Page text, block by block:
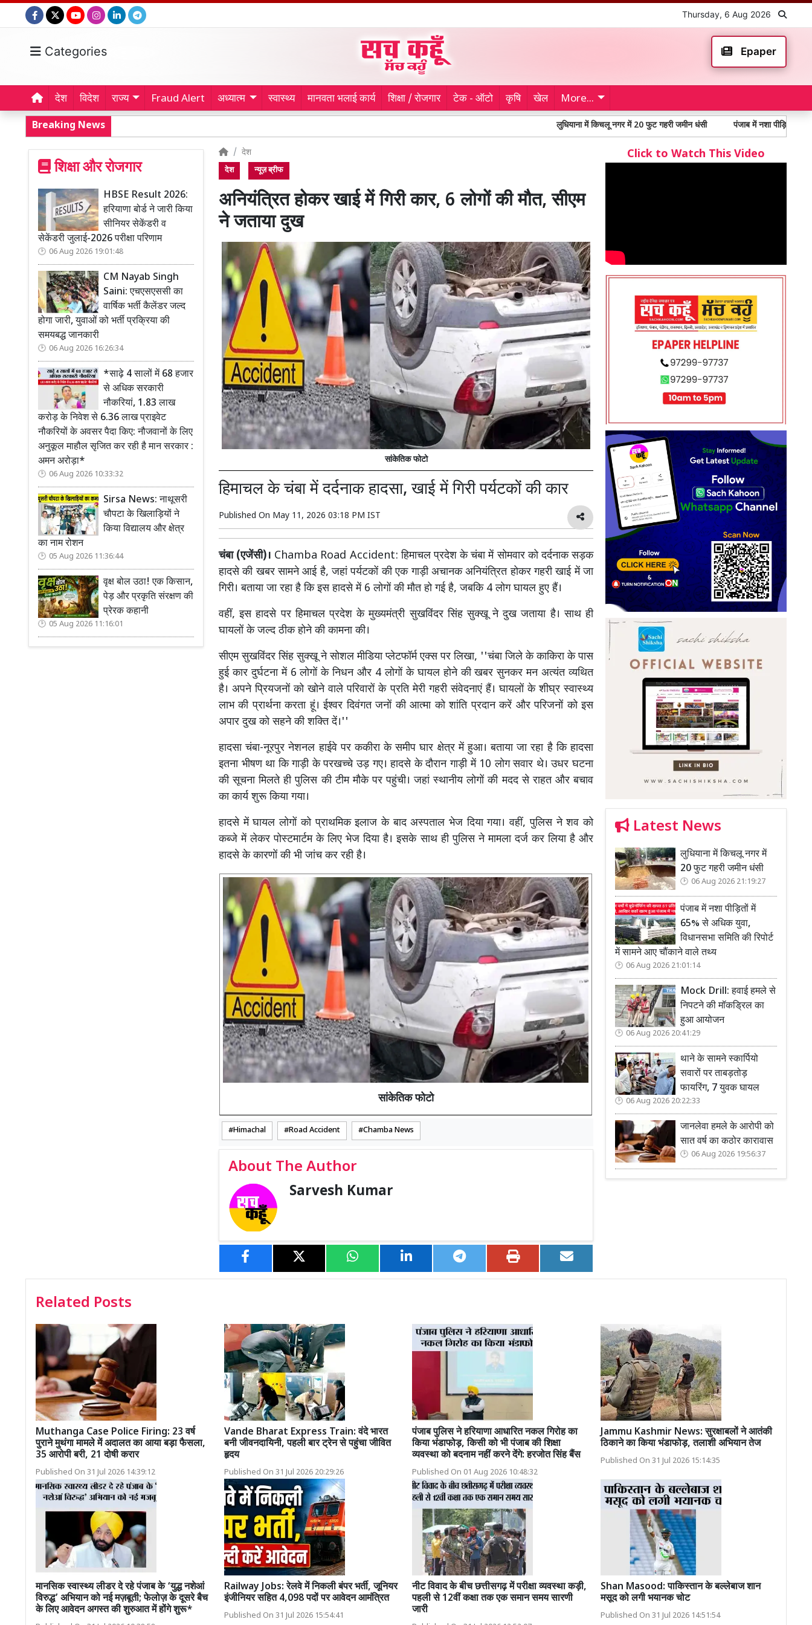
Thursday, 6 Aug 2026
Categories Epaper
देश विदेश राज्य Fraud Alert अध्यात्म स्वास्थ्य मानवता भलाई कार्य शिक्षा / रोजगार टेक - ऑटो कृषि खेल More...
Breaking News लुधियाना में किचलू नगर में 20 फुट गहरी जमीन धंसी पंजाब में नशा पीड़ितों में 65% से अधिक
शिक्षा और रोजगार
HBSE Result 2026:
हरियाणा बोर्ड ने जारी किया
सीनियर सेकेंडरी व
सेकेंडरी जुलाई-2026 परीक्षा परिणाम
06 Aug 2026 19:01:48
CM Nayab Singh
Saini: एचएसएससी का
वार्षिक भर्ती कैलेंडर जल्द
होगा जारी, युवाओं को भर्ती प्रक्रिया की
समयबद्ध जानकारी
06 Aug 2026 16:26:34
*साढ़े 4 सालों में 68 हजार
से अधिक सरकारी
नौकरियां, 1.83 लाख
करोड़ के निवेश से 6.36 लाख प्राइवेट
नौकरियों के अवसर पैदा किए: नौजवानों के लिए
अनुकूल माहौल सृजित कर रही है मान सरकार :
अमन अरोड़ा*
06 Aug 2026 10:33:32
Sirsa News: नाथूसरी
चौपटा के खिलाड़ियों ने
किया विद्यालय और क्षेत्र
का नाम रोशन
05 Aug 2026 11:36:44
वृक्ष बोल उठा! एक किसान,
पेड़ और प्रकृति संरक्षण की
प्रेरक कहानी
05 Aug 2026 11:16:01
देश
देश न्यूज़ ब्रीफ
अनियंत्रित होकर खाई में गिरी कार, 6 लोगों की मौत, सीएम
ने जताया दुख
सांकेतिक फोटो
हिमाचल के चंबा में दर्दनाक हादसा, खाई में गिरी पर्यटकों की कार
Published On May 11, 2026 03:18 PM IST
चंबा (एजेंसी)। Chamba Road Accident: हिमाचल प्रदेश के चंबा में सोमवार को दर्दनाक सड़क
हादसे की खबर सामने आई है, जहां पर्यटकों की एक गाड़ी अचानक अनियंत्रित होकर गहरी खाई में जा
गिरी। बताया जा रहा है कि इस हादसे में 6 लोगों की मौत हो गई है, जबकि 4 लोग घायल हुए हैं।
वहीं, इस हादसे पर हिमाचल प्रदेश के मुख्यमंत्री सुखविंदर सिंह सुक्खू ने दुख जताया है। साथ ही
घायलों के जल्द ठीक होने की कामना की।
सीएम सुखविंदर सिंह सुक्खू ने सोशल मीडिया प्लेटफॉर्म एक्स पर लिखा, ''चंबा जिले के काकिरा के पास
हुई कार दुर्घटना में 6 लोगों के निधन और 4 लोगों के घायल होने की खबर सुनकर मन अत्यंत व्यथित
है। अपने प्रियजनों को खोने वाले परिवारों के प्रति मेरी गहरी संवेदनाएं हैं। घायलों के शीघ्र स्वास्थ्य
लाभ की प्रार्थना करता हूं। ईश्वर दिवंगत जनों की आत्मा को शांति प्रदान करें और परिजनों को इस
अपार दुख को सहने की शक्ति दें।''
हादसा चंबा-नूरपुर नेशनल हाईवे पर ककीरा के समीप घार क्षेत्र में हुआ। बताया जा रहा है कि हादसा
इतना भीषण था कि गाड़ी के परखच्चे उड़ गए। हादसे के दौरान गाड़ी में 10 लोग सवार थे। उधर घटना
की सूचना मिलते ही पुलिस की टीम मौके पर पहुंची। जहां स्थानीय लोगों की मदद से राहत और बचाव
का कार्य शुरू किया गया।
हादसे में घायल लोगों को प्राथमिक इलाज के बाद अस्पताल भेज दिया गया। वहीं, पुलिस ने शव को
कब्जे में लेकर पोस्टमार्टम के लिए भेज दिया है। इसके साथ ही पुलिस ने मामला दर्ज कर लिया है और
हादसे के कारणों की भी जांच कर रही है।
सांकेतिक फोटो
Himachal Road Accident Chamba News
About The Author
Sarvesh Kumar
Click to Watch This Video
Latest News
लुधियाना में किचलू नगर में
20 फुट गहरी जमीन धंसी
06 Aug 2026 21:19:27
पंजाब में नशा पीड़ितों में
65% से अधिक युवा,
विधानसभा समिति की रिपोर्ट
में सामने आए चौंकाने वाले तथ्य
06 Aug 2026 21:01:14
Mock Drill: हवाई हमले से
निपटने की मॉकड्रिल का
हुआ आयोजन
06 Aug 2026 20:41:29
थाने के सामने स्कार्पियो
सवारों पर ताबड़तोड़
फायरिंग, 7 युवक घायल
06 Aug 2026 20:22:33
जानलेवा हमले के आरोपी को
सात वर्ष का कठोर कारावास
06 Aug 2026 19:56:37
Related Posts
Muthanga Case Police Firing: 23 वर्ष
पुराने मुथंगा मामले में अदालत का आया बड़ा फैसला,
35 आरोपी बरी, 21 दोषी करार
Published On 31 Jul 2026 14:39:12
Vande Bharat Express Train: वंदे भारत
बनी जीवनदायिनी, पहली बार ट्रेन से पहुंचा जीवित
हृदय
Published On 31 Jul 2026 20:29:26
पंजाब पुलिस ने हरियाणा आधारित नकल गिरोह का
किया भंडाफोड़, किसी को भी पंजाब की शिक्षा
व्यवस्था को बदनाम नहीं करने देंगे: हरजोत सिंह बैंस
Published On 01 Aug 2026 10:48:32
Jammu Kashmir News: सुरक्षाबलों ने आतंकी
ठिकाने का किया भंडाफोड़, तलाशी अभियान तेज
Published On 31 Jul 2026 15:14:35
मानसिक स्वास्थ्य लीडर दे रहे पंजाब के ‘युद्ध नशेआं
विरुद्ध’ अभियान को नई मज़बूती; फेलोज़ के दूसरे बैच
के लिए आवेदन अगस्त की शुरुआत में होंगे शुरू*
Railway Jobs: रेलवे में निकली बंपर भर्ती, जूनियर
इंजीनियर सहित 4,098 पदों पर आवेदन आमंत्रित
Published On 31 Jul 2026 15:54:41
नीट विवाद के बीच छत्तीसगढ़ में परीक्षा व्यवस्था कड़ी,
पहली से 12वीं कक्षा तक एक समान समय सारणी
जारी
Shan Masood: पाकिस्तान के बल्लेबाज शान
मसूद को लगी भयानक चोट
Published On 31 Jul 2026 14:51:54